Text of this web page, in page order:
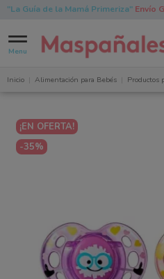
"La Guía de la Mamá Primeriza"Envío
Menu
Inicio Alimentación para Bebés Productos
¡EN OFERTA!
-35%